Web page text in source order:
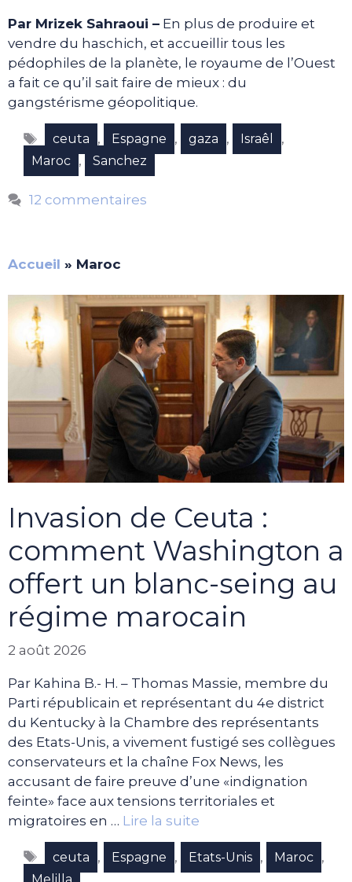
Par Mrizek Sahraoui – En plus de produire et
vendre du haschich, et accueillir tous les
pédophiles de la planète, le royaume de l’Ouest
a fait ce qu’il sait faire de mieux : du
gangstérisme géopolitique.
Étiquettes
ceuta , Espagne , gaza , Israêl ,
Maroc , Sanchez
12 commentaires
Accueil » Maroc
Invasion de Ceuta :
comment Washington a
offert un blanc-seing au
régime marocain
2 août 2026
Par Kahina B.- H. – Thomas Massie, membre du
Parti républicain et représentant du 4e district
du Kentucky à la Chambre des représentants
des Etats-Unis, a vivement fustigé ses collègues
conservateurs et la chaîne Fox News, les
accusant de faire preuve d’une «indignation
feinte» face aux tensions territoriales et
migratoires en … Lire la suite
Étiquettes
ceuta , Espagne , Etats-Unis , Maroc ,
Melilla